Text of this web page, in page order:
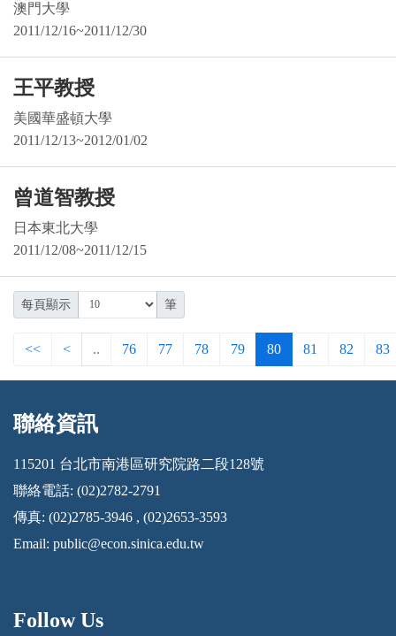
澳門大學
2011/12/16~2011/12/30
王平教授
美國華盛頓大學
2011/12/13~2012/01/02
曾道智教授
日本東北大學
2011/12/08~2011/12/15
每頁顯示 筆
<< < .. 76 77 78 79 80 81 82 83
:::
聯絡資訊
115201 台北市南港區研究院路二段128號
聯絡電話: (02)2782-2791
傳真: (02)2785-3946 , (02)2653-3593
Email: public@econ.sinica.edu.tw
Follow Us